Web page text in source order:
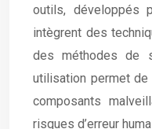
outils, développés
intègrent des
des méthodes de
utilisation permet
composants
risques d’erreur